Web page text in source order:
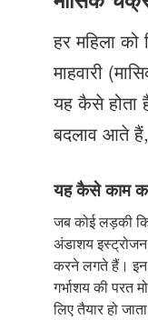
हर महिला
माहवारी
यह कैसे होता
बदलाव आते
यह कैसे काम
जब कोई लड़की
अंडाशय इस्ट्रोजन
करने लगते हैं। इन
गर्भाशय की परत
लिए तैयार हो